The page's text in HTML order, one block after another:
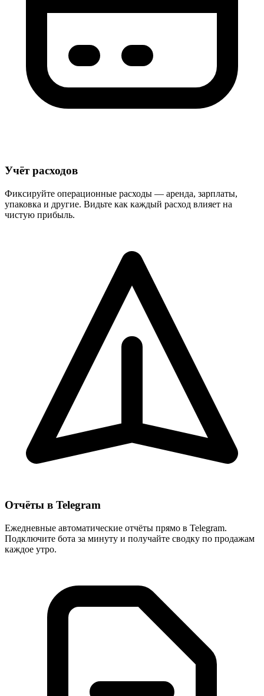
Учёт расходов
Фиксируйте операционные расходы — аренда, зарплаты,
упаковка и другие. Видьте как каждый расход влияет на
чистую прибыль.
Отчёты в Telegram
Ежедневные автоматические отчёты прямо в Telegram.
Подключите бота за минуту и получайте сводку по продажам
каждое утро.